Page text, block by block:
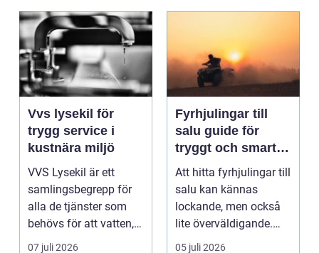
Vvs lysekil för
trygg service i
kustnära miljö
VVS Lysekil är ett
samlingsbegrepp för
alla de tjänster som
behövs för att vatten,
värme och avlopp ...
07 juli 2026
Fyrhjulingar till
salu guide för
tryggt och smart
köp
Att hitta fyrhjulingar till
salu kan kännas
lockande, men också
lite överväldigande.
Utbudet är stor...
05 juli 2026